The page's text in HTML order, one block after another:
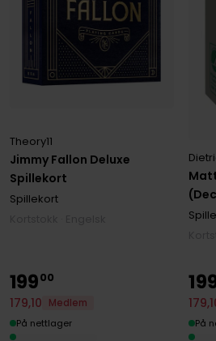
Jimmy Fallon Deluxe
Spillekort
Theory11
Spillekort
19900
179,10
Medlem
På nettlager
179,
På